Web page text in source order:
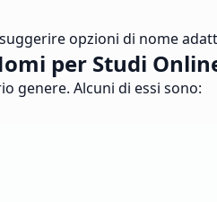
opzioni di nome
per Studi
genere. Alcuni di essi sono: